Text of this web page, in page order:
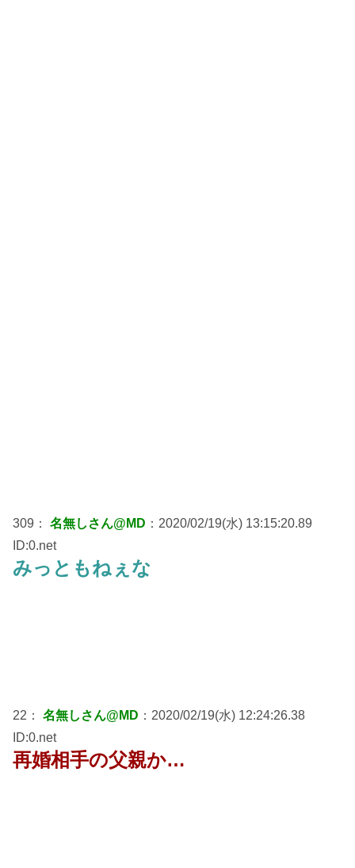
309： 名無しさん@MD ：2020/02/19(水) 13:15:20.89
ID:0.net
みっともねぇな
22： 名無しさん@MD ：2020/02/19(水) 12:24:26.38
ID:0.net
再婚相手の父親か…